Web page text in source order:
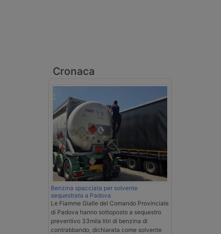
Cronaca
Benzina spacciata per solvente
sequestrata a Padova
Le Fiamme Gialle del Comando Provinciale
di Padova hanno sottoposto a sequestro
preventivo 33mila litri di benzina di
contrabbando, dichiarata come solvente